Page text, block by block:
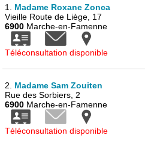
1. Madame Roxane Zonca
Vieille Route de Liège, 17
6900 Marche-en-Famenne
Téléconsultation disponible
2. Madame Sam Zouiten
Rue des Sorbiers, 2
6900 Marche-en-Famenne
Téléconsultation disponible